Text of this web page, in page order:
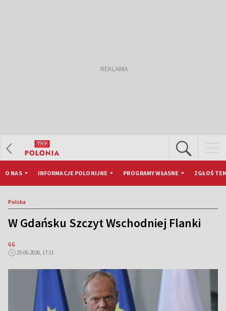
O NAS INFORMACJE POLONIJNE PROGRAMY WŁASNE ZGŁOŚ
Polska
W Gdańsku Szczyt Wschodniej Flanki
GG
25.06.2026, 17:11